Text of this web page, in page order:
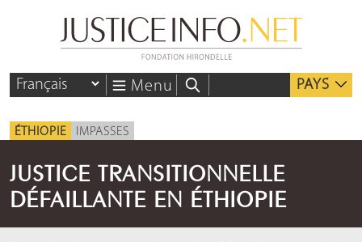
Menu PAYS
ÉTHIOPIE IMPASSES
JUSTICE TRANSITIONNELLE
DÉFAILLANTE EN ÉTHIOPIE